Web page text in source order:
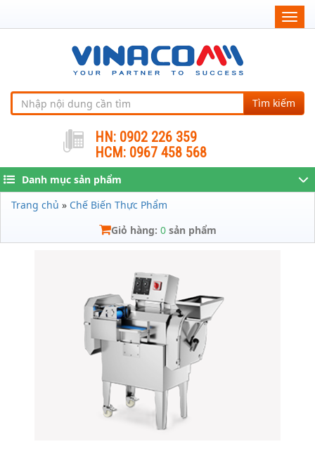
Tìm kiếm
HN: 0902 226 359
HCM: 0967 458 568
Danh mục sản phẩm
Trang chủ » Chế Biến Thực Phẩm
Giỏ hàng: 0sản phẩm